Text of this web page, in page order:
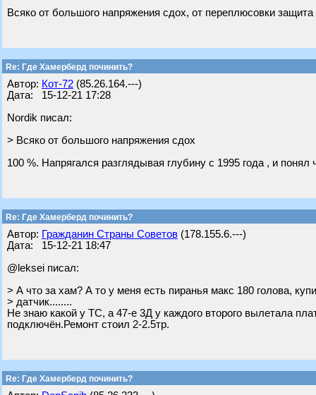
Всяко от большого напряжения сдох, от переплюсовки защита
Re: Где Хамерберд починить?
Автор: Кот-72 (85.26.164.---)
Дата: 15-12-21 17:28
Nordik писал:
> Всяко от большого напряжения сдох
100 %. Напрягался разглядывая глубину с 1995 года , и понял
Re: Где Хамерберд починить?
Автор: Гражданин Страны Советов (178.155.6.---)
Дата: 15-12-21 18:47
@leksei писал:
> А что за хам? А то у меня есть пиранья макс 180 голова,
> датчик........
Не знаю какой у ТС, а 47-е 3Д у каждого второго вылетала
подключён.Ремонт стоил 2-2.5тр.
Re: Где Хамерберд починить?